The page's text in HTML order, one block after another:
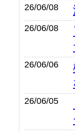
26/06/08
26/06/08
26/06/06
26/06/05